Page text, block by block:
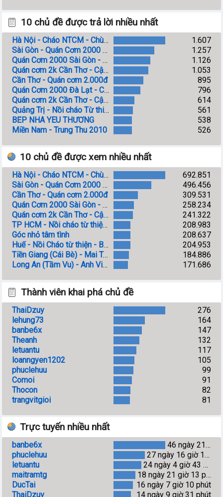
10 chủ đề được trả lời nhiều nhất
Hà Nội - Cháo NTCM - Chùa Phụng Lộc/BV Việt Đức
1.607
Sài Gòn - Quán Cơm 2000 đồng
1.257
Quán Cơm 2000 Sài Gòn - Cập nhật ủng hộ
1.126
Quán cơm 2k Cần Thơ - Cập nhật ủng hộ
1.053
Cần Thơ - Quán cơm 2.000đ
895
Quán Cơm 2000 Đà Lạt - Cập nhật ủng hộ
796
Quán cơm 2k Cần Thơ - Cập nhật chi phí
614
Quảng Trị - Nồi cháo Từ thiện - Bệnh viên Đa khoa huyện Triệu Phong
561
BẾP NHÀ YÊU THƯƠNG
538
Miền Nam - Trung Thu 2010
526
10 chủ đề được xem nhiều nhất
Hà Nội - Cháo NTCM - Chùa Phụng Lộc/BV Việt Đức
692.851
Sài Gòn - Quán Cơm 2000 đồng
496.456
Cần Thơ - Quán cơm 2.000đ
309.531
Quán Cơm 2000 Sài Gòn - Cập nhật ủng hộ
258.234
Quán cơm 2k Cần Thơ - Cập nhật ủng hộ
241.322
TP HCM - Nồi cháo từ thiện - Bệnh viện Nhân dân Gia Định
208.983
Góc nhỏ tâm tình
208.637
Huế - Nồi Cháo từ thiện - Bệnh viện Thành phố Huế
204.953
Tiền Giang (Cái Bè) - Mai Trâm - Khuyết tật, con nhỏ
184.886
Long An (Tầm Vu) - Anh Việt - Chấn thương Cột sống
171.686
Thành viên khai phá chủ đề
ThaiDzuy
276
lehung73
164
banbe6x
147
Theanh
132
letuantu
117
loanngyen1202
105
phuclehuu
99
Comoi
91
Thocon
82
trangvitgioi
81
Trực tuyến nhiều nhất
banbe6x
46 ngày 21 giờ 1 phút
phuclehuu
27 ngày 16 giờ 17 phút
letuantu
24 ngày 4 giờ 43 phút
maitramtg
18 ngày 21 giờ 13 phút
DucTai
16 ngày 7 giờ 10 phút
ThaiDzuy
14 ngày 9 giờ 31 phút